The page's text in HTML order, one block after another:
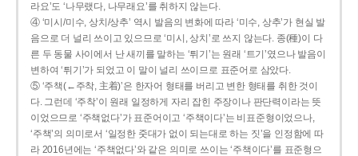
라요’도 ‘나무랬다, 나무래요’를 취하지 않는다.
④ ‘미시/미수, 상치/상추’ 역시 발음의 변화에 따라 ‘미수, 상추’가 현실 발
음으로 더 널리 쓰이고 있으므로 ‘미시, 상치’로 쓰지 않는다. 종(種)이 다
른 두 동물 사이에서 난 새끼를 말하는 ‘튀기’는 원래 ‘트기’였으나 발음이
변하여 ‘튀기’가 되었고 이 말이 널리 쓰이므로 표준어로 삼았다.
⑤ ‘주책(←주착, 主着)’은 한자어 형태를 버리고 변한 형태를 취한 것이
다. 그런데 ‘주착’이 원래 일정하게 자리 잡힌 주장이나 판단력이라는 뜻
이었으므로 ‘주책없다’가 표준어이고 ‘주책이다’는 비표준형이었으나,
‘주책’의 의미로서 ‘일정한 줏대가 없이 되는대로 하는 짓’을 인정함에 따
라 2016년에는 ‘주책없다’와 같은 의미로 쓰이는 ‘주책이다’를 표준형으